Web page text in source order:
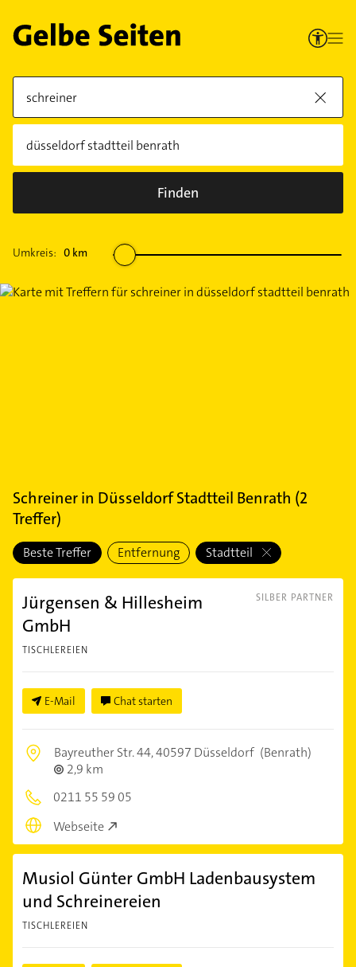
Finden
Umkreis: 0 km
Schreinerin Düsseldorf Stadtteil Benrath (2
Treffer)
Beste Treffer Entfernung Stadtteil
SILBER PARTNER
Jürgensen & Hillesheim
GmbH
TISCHLEREIEN
E-Mail Chat starten
Bayreuther Str. 44,40597 Düsseldorf (Benrath)
2,9 km
0211 55 59 05
Webseite
Musiol Günter GmbH Ladenbausystem
und Schreinereien
TISCHLEREIEN